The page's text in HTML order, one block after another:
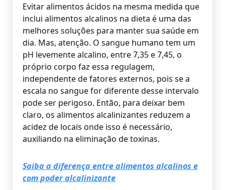
Evitar alimentos ácidos na mesma medida que
inclui alimentos alcalinos na dieta é uma das
melhores soluções para manter sua saúde em
dia. Mas, atenção. O sangue humano tem um
pH levemente alcalino, entre 7,35 e 7,45, o
próprio corpo faz essa regulagem,
independente de fatores externos, pois se a
escala no sangue for diferente desse intervalo
pode ser perigoso. Então, para deixar bem
claro, os alimentos alcalinizantes reduzem a
acidez de locais onde isso é necessário,
auxiliando na eliminação de toxinas.
Saiba a diferença entre alimentos alcalinos e
com poder alcalinizante